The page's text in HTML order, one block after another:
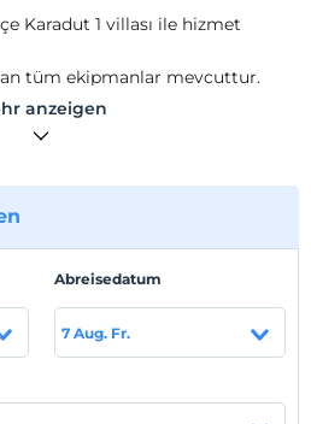
Karadut 1 villası ile hizmet
tüm ekipmanlar mevcuttur.
bir tatil keyfi için ihtiyaç duyulan
kadar siz misafirlerimiz için
Auf Karte
anzeigen
Abreisedatum
7 Aug. Fr.